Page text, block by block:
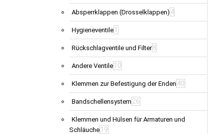
Absperrklappen (Drosselklappen) 4
Hygieneventile 1
Rückschlagventile und Filter8
Andere Ventile 10
Klemmen zur Befestigung der Enden 40
Bandschellensystem 26
Klemmen und Hülsen für Armaturen und
Schläuche 19